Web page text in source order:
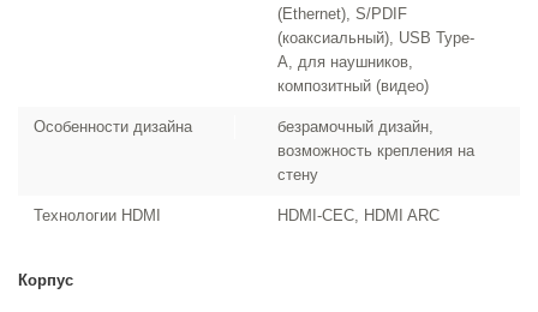
(Ethernet), S/PDIF
(коаксиальный), USB Type-
A, для наушников,
композитный (видео)
Особенности дизайна
безрамочный дизайн,
возможность крепления на
стену
Технологии HDMI HDMI-CEC, HDMI ARC
Корпус